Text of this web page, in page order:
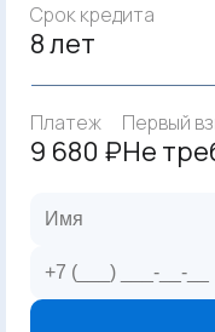
Срок кредита
8 лет
Платеж
9 680 ₽
Первый
Не